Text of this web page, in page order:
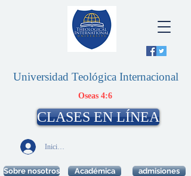
Universidad Teológica Internacional
Oseas 4:6
Iniciar sesión
CLASES EN LÍNEA
Sobre nosotros Académica admisiones